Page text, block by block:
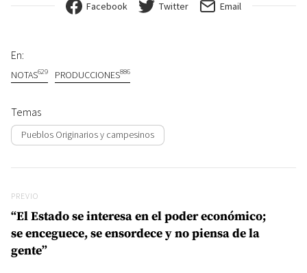
Facebook Twitter Email
En:
NOTAS629 PRODUCCIONES886
Temas
Pueblos Originarios y campesinos
Previo
PREVIO
“El Estado se interesa en el poder económico;
se enceguece, se ensordece y no piensa de la
gente”